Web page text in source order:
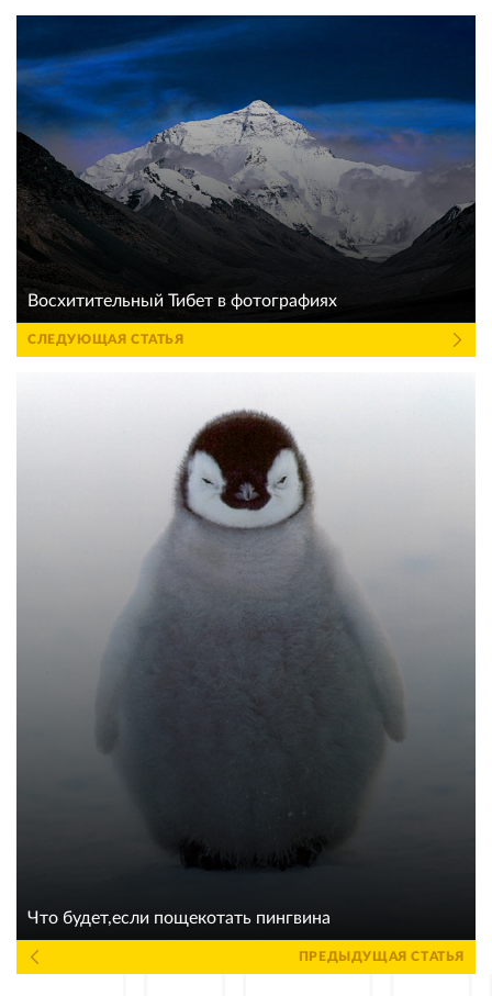
Восхитительный Тибет в фотографиях
СЛЕДУЮЩАЯ СТАТЬЯ
Что будет,если пощекотать пингвина
ПРЕДЫДУЩАЯ СТАТЬЯ